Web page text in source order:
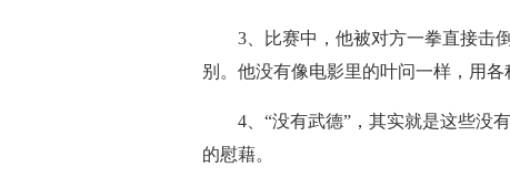
3、比赛中，他被对方一拳直接击
别。他没有像电影里的叶问一样，用各
4、“没有武德”，其实就是这些没
的慰藉。